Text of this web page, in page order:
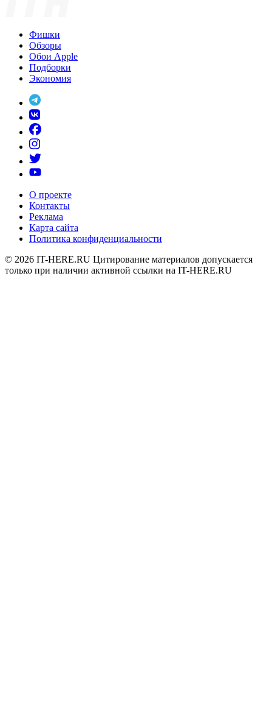
Фишки
Обзоры
Обои Apple
Подборки
Экономия
О проекте
Контакты
Реклама
Карта сайта
Политика конфиденциальности
© 2026 IT-HERE.RU Цитирование материалов допускается
только при наличии активной ссылки на IT-HERE.RU